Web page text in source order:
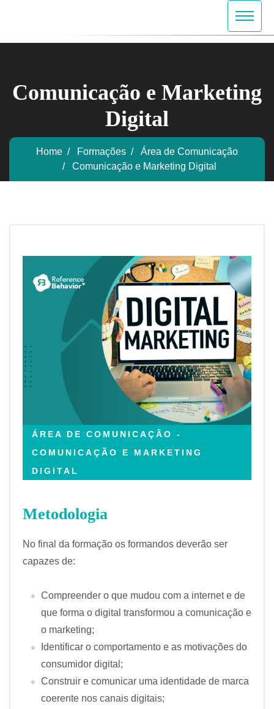
Comunicação e Marketing
Digital
Home Formações
Área de Comunicação
Comunicação e Marketing Digital
ÁREA DE COMUNICAÇÃO -
COMUNICAÇÃO E MARKETING
DIGITAL
Metodologia
No final da formação os formandos deverão ser
capazes de:
Compreender o que mudou com a internet e de
que forma o digital transformou a comunicação e
o marketing;
Identificar o comportamento e as motivações do
consumidor digital;
Construir e comunicar uma identidade de marca
coerente nos canais digitais;